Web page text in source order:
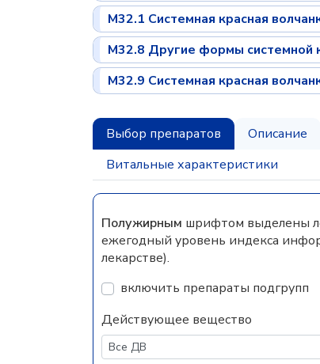
M32.1 Системная красная
M32.8 Другие формы системной
M32.9 Системная красная
Выбор препаратов Описание
Витальные характеристики
Полужирным шрифтом выделены
ежегодный уровень индекса
лекарстве).
включить препараты подгрупп
Действующее вещество